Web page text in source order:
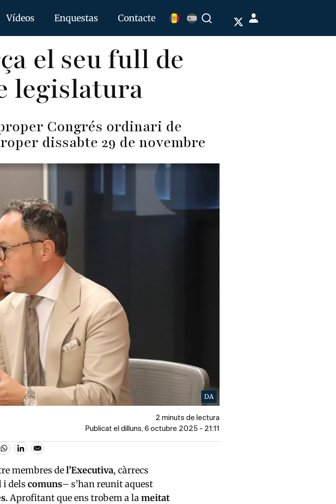
Vídeos Enquestas Contacte Buscar Menú
de
el seu full de
legislatura
Congrés ordinari de
dissabte 29 de novembre
DA
2 minuts de lectura
Publicat el dilluns, 6 octubre 2025 - 21:11
membres del’Executiva, càrrecs
i dels comuns– s’han reunit aquest
Aprofitant que ens trobem a lameitat